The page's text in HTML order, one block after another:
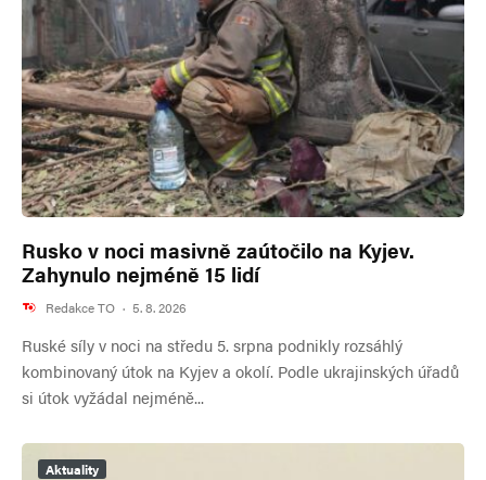
Rusko v noci masivně zaútočilo na Kyjev.
Zahynulo nejméně 15 lidí
Redakce TO · 5. 8. 2026
Ruské síly v noci na středu 5. srpna podnikly rozsáhlý
kombinovaný útok na Kyjev a okolí. Podle ukrajinských úřadů
si útok vyžádal nejméně...
Aktuality